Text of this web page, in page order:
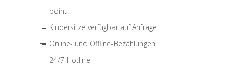
point
Kindersitze verfügbar auf Anfrage
Online- und Offline-Bezahlungen
24/7-Hotline